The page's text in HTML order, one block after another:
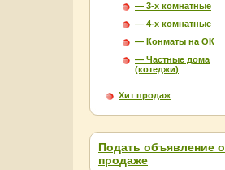
— 3-х комнатные
— 4-х комнатные
— Конматы на ОК
— Частные дома
(котеджи)
Хит продаж
Подать объявление о
продаже